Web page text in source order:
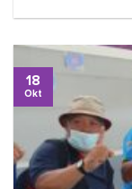
18
Okt